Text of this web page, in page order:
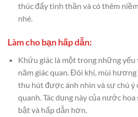
thúc đẩy tinh thần và có thêm
nhé.
Làm cho bạn hấp dẫn:
Khứu giác là một trong những
năm giác quan. Đôi khi, mùi
thu hút được ánh nhìn và sự chú
quanh. Tác dụng này của nước
bật và hấp dẫn hơn.